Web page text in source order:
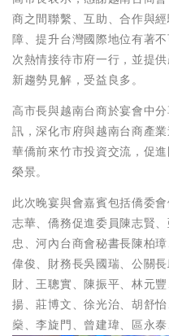
商之間聯繫、互助、合作與
障、提升台灣國際地位有著
次熱情接待市府一行，並提
新趨勢見解，受益良多。
高市長與越南台商於宴會中
訊，深化市府與越南台商產
華僑前來竹市投資交流，促
榮景。
此次晚宴與會嘉賓包括僑委
志華、僑務促進委員陳志賢
忠、河內台商會秘書長陳柏
偉俊、財務長吳國瑞、公關
財、王聰實、陳振平、林元
揚、莊博文、徐光治、胡舒
燊、李旋門、曾建瑋、區永泰